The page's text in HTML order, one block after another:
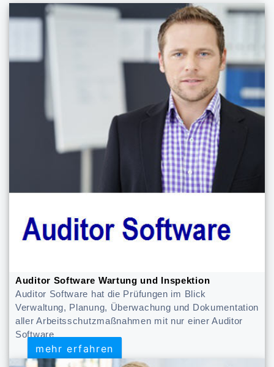
Auditor Software Wartung und Inspektion
Auditor Software hat die Prüfungen im Blick
Verwaltung, Planung, Überwachung und Dokumentation
aller Arbeitsschutzmaßnahmen mit nur einer Auditor
Software
mehr erfahren
mehr erfahren